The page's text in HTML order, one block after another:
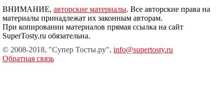
ВНИМАНИЕ, авторские материалы. Все авторские права на
материалы принадлежат их законным авторам.
При копировании материалов прямая ссылка на сайт
SuperTosty.ru обязательна.
© 2008-2018, "Супер Тосты.ру", info@supertosty.ru
Обратная связь